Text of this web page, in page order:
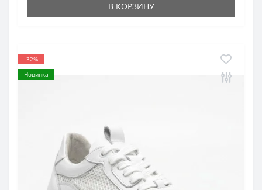
В КОРЗИНУ
-32%
Новинка